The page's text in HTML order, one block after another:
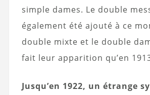
simple dames. Le double
également été ajouté à ce
double mixte et le double
fait leur apparition qu’en
Jusqu’en 1922, un étrange